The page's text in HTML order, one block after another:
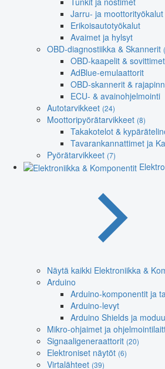
Jarru- ja moottorityökalut
Erikoisautotyökalut
Avaimet ja hylsyt
OBD-diagnostiikka & Skannerit
OBD-kaapelit & sovittimet
AdBlue-emulaattorit
OBD-skannerit &
ECU- & avainohjelmointi
Autotarvikkeet (24)
Moottoripyörätarvikkeet (8)
Takakotelot &
Tavarankannattimet ja
Pyörätarvikkeet (7)
Näytä kaikki Elektroniikka &
Arduino
Arduino-komponentit ja
Arduino-levyt
Arduino Shields ja
Mikro-ohjaimet ja
Signaaligeneraattorit (20)
Elektroniset näytöt (6)
Virtalähteet (39)